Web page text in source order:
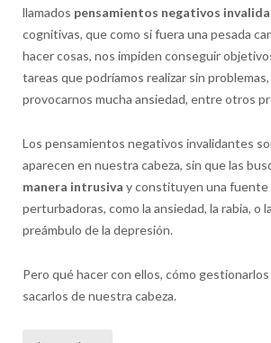
llamados pensamientos negativos
cognitivas, que como si fuera una pesada
hacer cosas, nos impiden conseguir
tareas que podríamos realizar sin
provocarnos mucha ansiedad, entre otros
Los pensamientos negativos invalidantes
aparecen en nuestra cabeza, sin que las
manera intrusiva y constituyen una fuente
perturbadoras, como la ansiedad, la rabia, o
preámbulo de la depresión.
Pero qué hacer con ellos, cómo
sacarlos de nuestra cabeza.